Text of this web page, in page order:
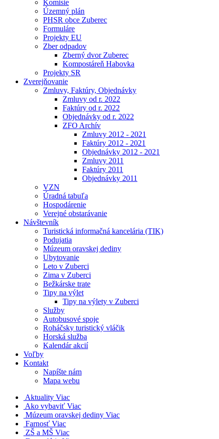
Komisie
Územný plán
PHSR obce Zuberec
Formuláre
Projekty EU
Zber odpadov
Zberný dvor Zuberec
Kompostáreň Habovka
Projekty SR
Zverejňovanie
Zmluvy, Faktúry, Objednávky
Zmluvy od r. 2022
Faktúry od r. 2022
Objednávky od r. 2022
ZFO Archív
Zmluvy 2012 - 2021
Faktúry 2012 - 2021
Objednávky 2012 - 2021
Zmluvy 2011
Faktúry 2011
Objednávky 2011
VZN
Úradná tabuľa
Hospodárenie
Verejné obstarávanie
Návštevník
Turistická informačná kancelária (TIK)
Podujatia
Múzeum oravskej dediny
Ubytovanie
Leto v Zuberci
Zima v Zuberci
Bežkárske trate
Tipy na výlet
Tipy na výlety v Zuberci
Služby
Autobusové spoje
Roháčsky turistický vláčik
Horská služba
Kalendár akcií
Voľby
Kontakt
Napíšte nám
Mapa webu
Aktuality Viac
Ako vybaviť Viac
Múzeum oravskej dediny Viac
Farnosť Viac
ZŠ a MŠ Viac